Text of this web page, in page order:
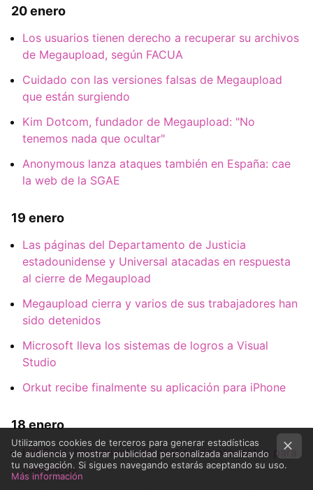
20 enero
Los usuarios tienen derecho a recuperar su archivos
de Megaupload, según FACUA
Cuidado con las versiones falsas de Megaupload
que están surgiendo
Kim Dotcom, fundador de Megaupload: "No
tenemos nada que ocultar"
Anonymous lanza ataques también en España: cae
la web de la SGAE
19 enero
Las páginas del Departamento de Justicia
estadounidense y Universal atacadas en respuesta
al cierre de Megaupload
Megaupload cierra y varios de sus trabajadores han
sido detenidos
Microsoft lleva los sistemas de logros a Visual
Studio
Orkut recibe finalmente su aplicación para iPhone
18 enero
LabGuru, herramienta de gestión de proyectos para
científicos
Utilizamos cookies de terceros para generar estadísticas
de audiencia y mostrar publicidad personalizada analizando
tu navegación. Si sigues navegando estarás aceptando su uso.
Más información